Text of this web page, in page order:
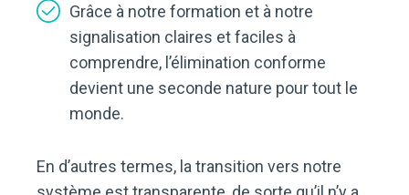
Grâce à notre formation et à notre
signalisation claires et faciles à
comprendre, l’élimination conforme
devient une seconde nature pour tout le
monde.
En d’autres termes, la transition vers notre